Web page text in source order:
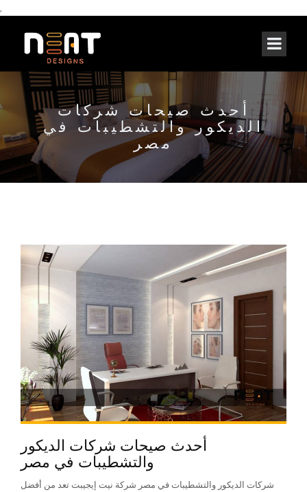
,
أحدث صيحات شركات
الديكور والتشطيبات في
مصر
أحدث صيحات شركات الديكور
والتشطيبات في مصر
شركات الديكور والتشطيبات في مصر شركة نيت إيجيبت تعد من أفضل